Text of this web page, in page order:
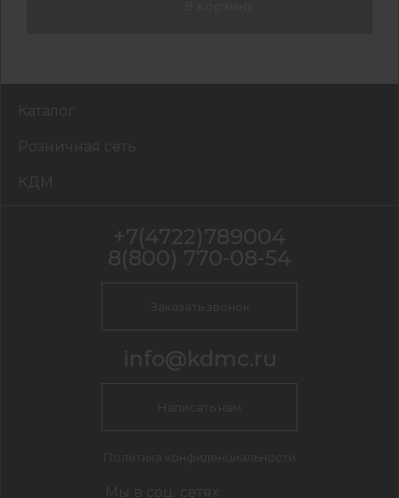
Каталог
Розничная сеть
КДМ
+7(4722)789004
8(800) 770-08-54
Заказать звонок
info@kdmc.ru
Написать нам
Политика конфиденциальности
Мы в соц. сетях